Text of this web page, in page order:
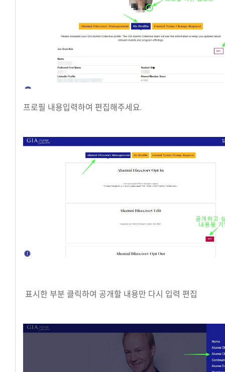
프로필 내용입력하여 편집해주세요.
표시한 부분 클릭하여 공개할 내용만 다시 입력 편집